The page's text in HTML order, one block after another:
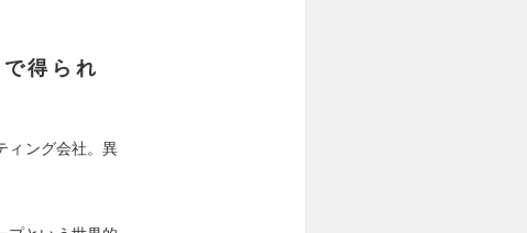
得られ
ィング会社。異